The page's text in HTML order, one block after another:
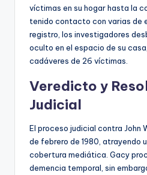
víctimas en su hogar hasta la
tenido contacto con varias de
registro, los investigadores
oculto en el espacio de su
cadáveres de 26 víctimas.
Veredicto y
Judicial
El proceso judicial contra John
de febrero de 1980, atrayendo
cobertura mediática. Gacy
demencia temporal, sin